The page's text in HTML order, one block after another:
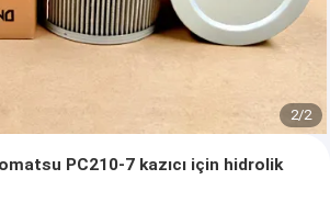
2/2
PC210-7 kazıcı için hidrolik